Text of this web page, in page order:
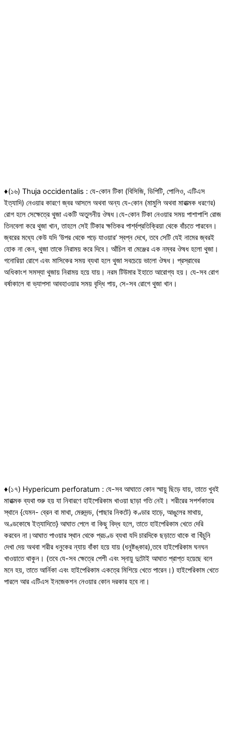
♦(১৬) Thuja occidentalis : যে-কোন টিকা (বিসিজি, ডিপিটি, পোলিও, এটিএস
ইত্যাদি) নেওয়ার কারণে জ্বর আসলে অথবা অন্য যে-কোন (মামুলি অথবা মারাত্মক ধরণের)
রোগ হলে সেক্ষেত্রে থুজা একটি অতুলনীয় ঔষধ।যে-কোন টিকা নেওয়ার সময় পাশাপাশি রোজ
তিনবেলা করে থুজা খান, তাহলে সেই টিকার ক্ষতিকর পার্শ্বপ্রতিক্রিয়া থেকে বাঁচতে পারবেন।
জ্বরের মধ্যে কেউ যদি ‘উপর থেকে পড়ে যাওয়ার’ স্বপ্ন দেখে, তবে সেটি যেই নামের জ্বরই
হোক না কেন, থুজা তাকে নিরাময় করে দিবে। আঁচিল বা মেঞ্জের এক নম্বর ঔষধ হলো থুজা।
গনোরিয়া রোগে এবং মাসিকের সময় ব্যথা হলে থুজা সবচেয়ে ভালো ঔষধ। প্রস্রাবের
অধিকাংশ সমস্যা থুজায় নিরাময় হয়ে যায়। নরম টিউমার ইহাতে আরোগ্য হয়। যে-সব রোগ
বর্ষাকালে বা ভ্যাপসা আবহাওয়ার সময় বৃদ্ধি পায়, সে-সব রোগে থুজা খান।
♦(১৭) Hypericum perforatum : যে-সব আঘাতে কোন স্মায়ু ছিড়ে যায়, তাতে খুবই
মারাত্মক ব্যথা শুরু হয় যা নিবারণে হাইপেরিকাম খাওয়া ছাড়া গতি নেই। শরীরের সপর্শকাতর
স্থানে {যেমন- ব্রেন বা মাথা, মেরুদন্ড, (পাছার নিকটে) কণ্ডার হাড়ে, আঙুলের মাথায়,
অণ্ডকোষে ইত্যাদিতে} আঘাত পেলে বা কিছু বিদ্ধ হলে, তাতে হাইপেরিকাম খেতে দেরি
করবেন না।আঘাত পাওয়ার স্থান থেকে প্রচণ্ড ব্যথা যদি চারদিকে ছড়াতে থাকে বা খিঁচুনি
দেখা দেয় অথবা শরীর ধনুকের ন্যায় বাঁকা হয়ে যায় (ধনুষ্টঙ্কার),তবে হাইপেরিকাম ঘনঘন
খাওয়াতে থাকুন। (তবে যে-সব ক্ষেত্রে পেশী এবং স্নায়ু দুটোই আঘাত প্রাপ্ত হয়েছে বলে
মনে হয়, তাতে আর্নিকা এবং হাইপেরিকাম একত্রে মিশিয়ে খেতে পারেন।) হাইপেরিকাম খেতে
পারলে আর এটিএস ইনজেকশন নেওয়ার কোন দরকার হবে না।